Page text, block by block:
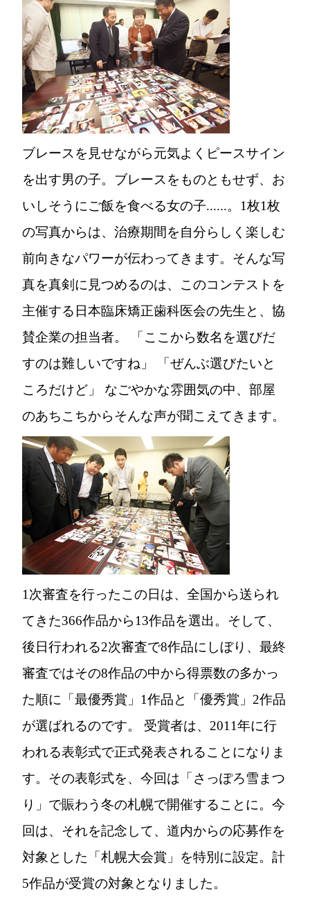
ブレースを見せながら元気よくピースサイン
を出す男の子。ブレースをものともせず、お
いしそうにご飯を食べる女の子......。1枚1枚
の写真からは、治療期間を自分らしく楽しむ
前向きなパワーが伝わってきます。そんな写
真を真剣に見つめるのは、このコンテストを
主催する日本臨床矯正歯科医会の先生と、協
賛企業の担当者。 「ここから数名を選びだ
すのは難しいですね」 「ぜんぶ選びたいと
ころだけど」 なごやかな雰囲気の中、部屋
のあちこちからそんな声が聞こえてきます。
1次審査を行ったこの日は、全国から送られ
てきた366作品から13作品を選出。そして、
後日行われる2次審査で8作品にしぼり、最終
審査ではその8作品の中から得票数の多かっ
た順に「最優秀賞」1作品と「優秀賞」2作品
が選ばれるのです。 受賞者は、2011年に行
われる表彰式で正式発表されることになりま
す。その表彰式を、今回は「さっぽろ雪まつ
り」で賑わう冬の札幌で開催することに。今
回は、それを記念して、道内からの応募作を
対象とした「札幌大会賞」を特別に設定。計
5作品が受賞の対象となりました。